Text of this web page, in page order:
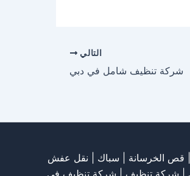
التالي
شركة تنظيف شامل في دبي
| قص الخرسانة | سباك
نقل عفش
شركة تنظيف شركة تنظيف في